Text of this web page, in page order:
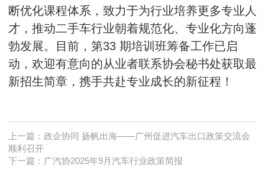
断优化课程体系，致力于为行业培养更多专业人
才，推动二手车行业朝着规范化、专业化方向蓬
勃发展。目前，第33 期培训班筹备工作已启
动，欢迎有意向的从业者联系协会秘书处获取最
新招生简章，携手共赴专业成长的新征程！
上一篇： 政企协同 扬帆出海——广州促进汽车出口政策交流会
顺利召开
下一篇： 广汽协2025年9月汽车行业政策简报